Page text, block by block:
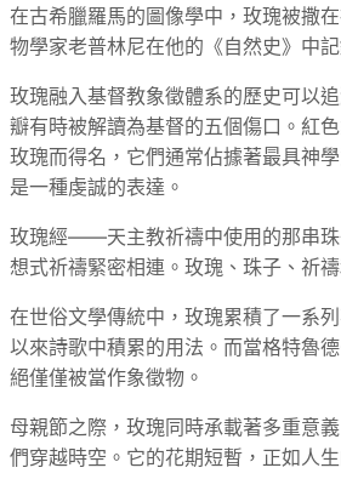
在古希臘羅馬的圖像學中，玫瑰被撒
物學家老普林尼在他的《自然史》中
玫瑰融入基督教象徵體系的歷史可以
瓣有時被解讀為基督的五個傷口。紅
玫瑰而得名，它們通常佔據著最具神
是一種虔誠的表達。
玫瑰經——天主教祈禱中使用的那串珠
想式祈禱緊密相連。玫瑰、珠子、祈
在世俗文學傳統中，玫瑰累積了一系
以來詩歌中積累的用法。而當格特魯
絕僅僅被當作象徵物。
母親節之際，玫瑰同時承載著多重意
們穿越時空。它的花期短暫，正如人